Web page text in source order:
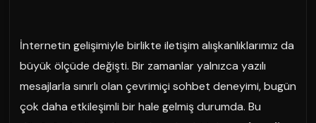
İnternetin gelişimiyle birlikte iletişim alışkanlıklarımız da
büyük ölçüde değişti. Bir zamanlar yalnızca yazılı
mesajlarla sınırlı olan çevrimiçi sohbet deneyimi, bugün
çok daha etkileşimli bir hale gelmiş durumda. Bu